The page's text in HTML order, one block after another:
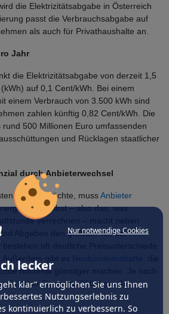
Nur notwendige Cookies
lecker
klar” ermöglichen Sie uns Ihnen
Nutzungserlebnis zu
kontinuierlich zu verbessern. So
die Elektrizitätsabgabe in Österreich
passt die Verbrauchsabgabe auf
als auch für Privathaushalte an.
Jahr
die Elektrizitätsabgabe von derzeit 1,5
auf 0,1 Cent/kWh. Bei einem
einem Verbrauch von 3.500 kWh sind
zahlen künftig 0,82 Cent/kWh. Die
500 Millionen Euro umfassenden
und Rücklagen staatlicher
durch Anbieterwechsel
senken möchte, mussAnbieter
selbst – also das, was
verrechnen – macht neben
Abgaben den größten Teil der
bestehen oft deutliche Preisunterschiede
Neukundenrabatte
nochmal günstiger machen. Je nach
können Sie bis zu 950 € pro Jahr